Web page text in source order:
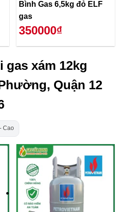
Bình Gas 6,5kg đỏ ELF
gas
350000₫
gas xám 12kg
Quận 12
Cao